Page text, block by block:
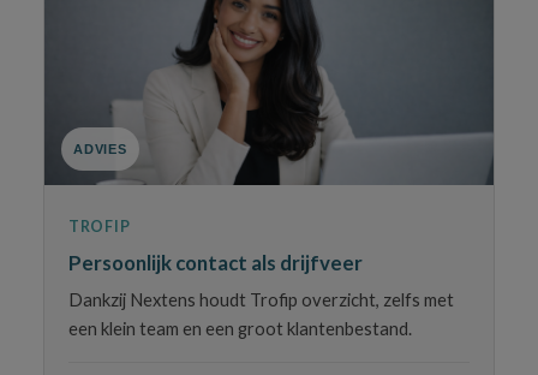
ADVIES
TROFIP
Persoonlijk contact als drijfveer
Dankzij Nextens houdt Trofip overzicht, zelfs met
een klein team en een groot klantenbestand.